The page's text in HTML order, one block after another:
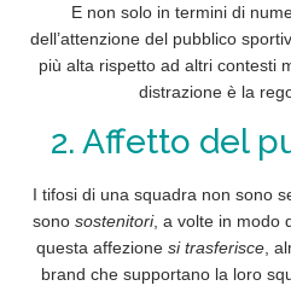
E non solo in termini di
dell’attenzionedel pubblico
più alta rispetto ad altri contesti
distrazione è la
2. Affetto del
I tifosi di una squadra non sono
sonosostenitori, a volte in modo
questa affezione si trasferisce,
brand chesupportano la loro